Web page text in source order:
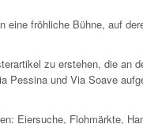
eine fröhliche Bühne, auf
zu erstehen, die an
Pessina und Via Soave
Eiersuche, Flohmärkte,